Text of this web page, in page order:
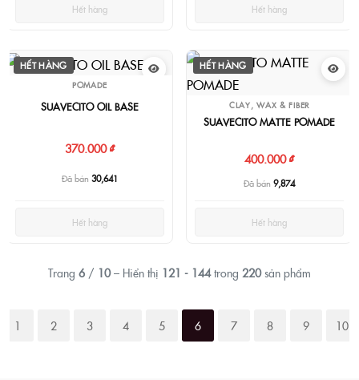
Hết hàng Hết hàng
HẾT HÀNG
POMADE
SUAVECITO OIL BASE
370.000 ₫
Đã bán 30,641
Hết hàng
HẾT HÀNG
CLAY, WAX & FIBER
SUAVECITO MATTE POMADE
400.000 ₫
Đã bán 9,874
Hết hàng
Trang 6 / 10– Hiển thị 121 - 144trong 220sản phẩm
1 2 3 4 5 6 7 8 9 10